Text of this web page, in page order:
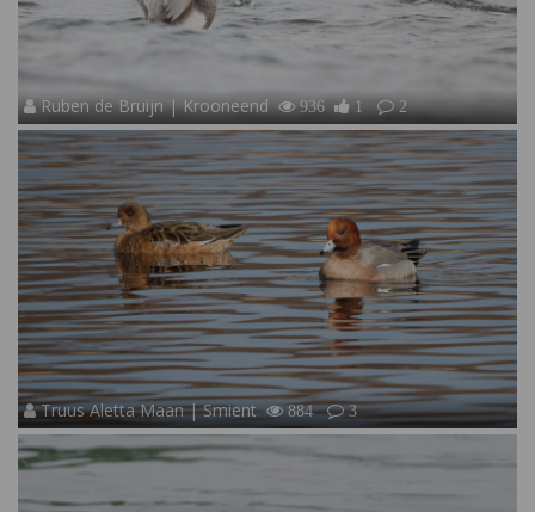
Ruben de Bruijn | Krooneend 936 1 2
Truus Aletta Maan | Smient 884 3